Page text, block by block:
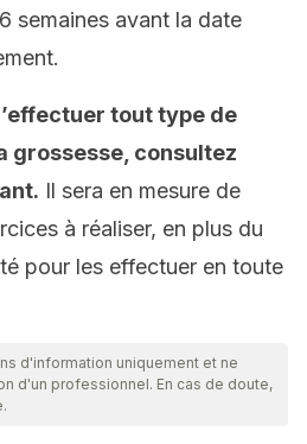
semaines avant la date
tout type de
grossesse, consultez
Il sera en mesure de
à réaliser, en plus du
pour les effectuer en toute
d'information uniquement et ne
d'un professionnel. En cas de doute,